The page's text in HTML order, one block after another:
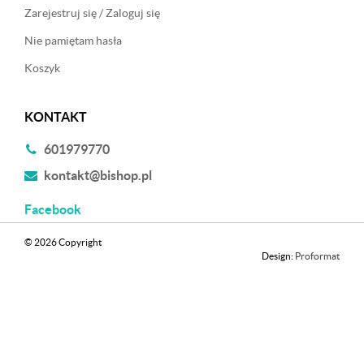
Zarejestruj się / Zaloguj się
Nie pamiętam hasła
Koszyk
KONTAKT
601979770
kontakt@bishop.pl
Facebook
© 2026 Copyright
Design: Proformat